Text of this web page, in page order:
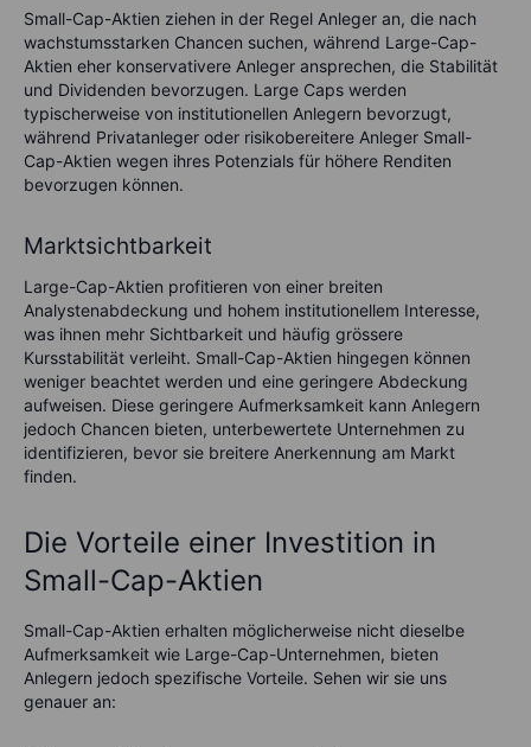
Small-Cap-Aktien ziehen in der Regel Anleger an, die nach
wachstumsstarken Chancen suchen, während Large-Cap-
Aktien eher konservativere Anleger ansprechen, die Stabilität
und Dividenden bevorzugen. Large Caps werden
typischerweise von institutionellen Anlegern bevorzugt,
während Privatanleger oder risikobereitere Anleger Small-
Cap-Aktien wegen ihres Potenzials für höhere Renditen
bevorzugen können.
Marktsichtbarkeit
Large-Cap-Aktien profitieren von einer breiten
Analystenabdeckung und hohem institutionellem Interesse,
was ihnen mehr Sichtbarkeit und häufig grössere
Kursstabilität verleiht. Small-Cap-Aktien hingegen können
weniger beachtet werden und eine geringere Abdeckung
aufweisen. Diese geringere Aufmerksamkeit kann Anlegern
jedoch Chancen bieten, unterbewertete Unternehmen zu
identifizieren, bevor sie breitere Anerkennung am Markt
finden.
Die Vorteile einer Investition in
Small-Cap-Aktien
Small-Cap-Aktien erhalten möglicherweise nicht dieselbe
Aufmerksamkeit wie Large-Cap-Unternehmen, bieten
Anlegern jedoch spezifische Vorteile. Sehen wir sie uns
genauer an: